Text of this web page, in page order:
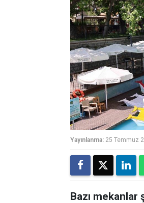
Yayınlanma: 25 Temmuz
Bazı mekanlar